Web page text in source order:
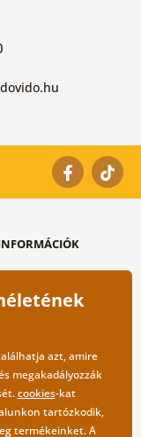
azt, amire
megakadályozzák
cookies-kat
tartózkodik,
termékeinket. A